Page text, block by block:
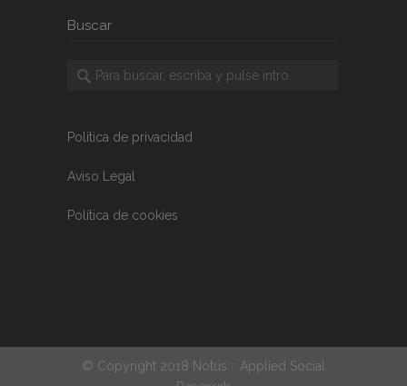
Buscar
Política de privacidad
Aviso Legal
Política de cookies
© Copyright 2018 Notus :: Applied Social